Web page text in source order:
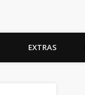
EXTRAS